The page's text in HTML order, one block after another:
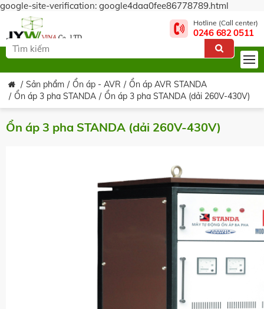
google-site-verification: google4daa0fee86778789.html
Hotline (Call center)
0246 682 0511
Sản phẩm Ổn áp - AVR
Ổn áp AVR STANDA
Ổn áp 3 pha STANDA
Ổn áp 3 pha STANDA (dải 260V-430V)
Ổn áp 3 pha STANDA (dải 260V-430V)